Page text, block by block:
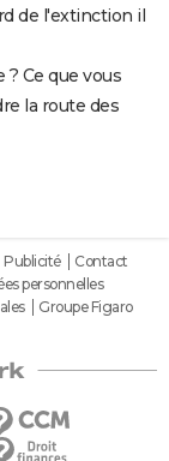
de l'extinction il
Ce que vous
la route des
Publicité
Contact
personnelles
Groupe Figaro